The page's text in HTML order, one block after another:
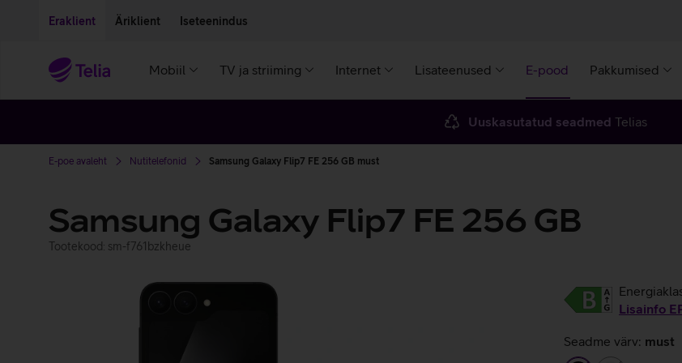
Eraklient Äriklient Iseteenindus
Mobiil TV ja striiming Internet Lisateenused E-pood Pakkumised
Uuskasutatud seadmed Telias
E-poe avaleht Nutitelefonid Samsung Galaxy Flip7 FE 256 GB must
Samsung Galaxy Flip7 FE 256 GB
Tootekood: sm-f761bzkheue
Lisainfo
Seadme värv: must